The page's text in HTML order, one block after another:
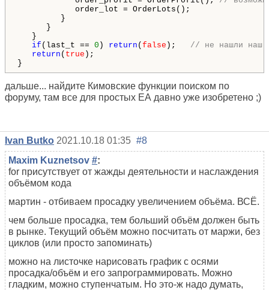
order_lot = OrderLots();
}
}
}
if (last_t == 0 ) return ( false ); // не нашли наш
return ( true );
}
дальше... найдите Кимовские функции поиском по
форуму, там все для простых ЕА давно уже изобретено ;)
Ivan Butko 2021.10.18 01:35 #8
Maxim Kuznetsov #:
for присутствует от жажды деятельности и наслаждения
объёмом кода
мартин - отбиваем просадку увеличением объёма. ВСЁ.
чем больше просадка, тем больший объём должен быть
в рынке. Текущий объём можно посчитать от маржи, без
циклов (или просто запоминать)
можно на листочке нарисовать график с осями
просадка/объём и его запрограммировать. Можно
гладким, можно ступенчатым. Но это-ж надо думать,